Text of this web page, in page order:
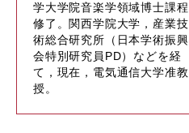
学大学院音楽学領域博士課程
修了。関西学院大学，産業技
術総合研究所（日本学術振興
会特別研究員PD）などを経
て，現在，電気通信大学准教
授。